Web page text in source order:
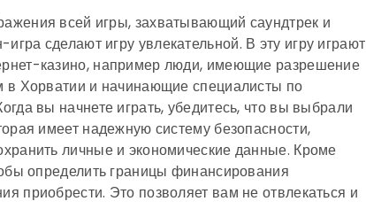
всей игры, захватывающий саундтрек и
сделают игру увлекательной. В эту игру играют
казино, например люди, имеющие разрешение
в Хорватии и начинающие специалисты по
вы начнете играть, убедитесь, что вы выбрали
имеет надежную систему безопасности,
личные и экономические данные. Кроме
определить границы финансирования
приобрести. Это позволяет вам не отвлекаться и